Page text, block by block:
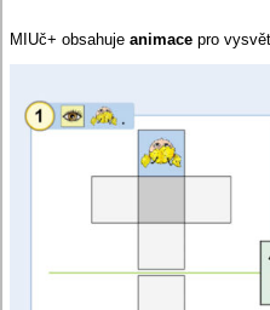
MIUč+ obsahujeanimace pro